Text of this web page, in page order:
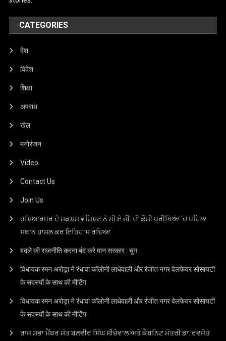
CATEGORIES
देश
विदेश
शिक्षा
अपराध
खेल
मनोरंजन
Video
Contact Us
Join Us
ਹੁਸ਼ਿਆਰਪੁਰ ਦੇ ਸਕਸ਼ਮ ਵਸ਼ਿਸ਼ਟ ਨੇ ਸੀ.ਏ.ਜੀ. ਦੀ ਕੌਮੀ ਪ੍ਰੀਖਿਆ ‘ਚ ਪਹਿਲਾ
ਸਥਾਨ ਹਾਸਲ ਕਰ ਇਤਿਹਾਸ ਰਚਿਆ
बदले की राजनीति करना बंद करे मान सरकार : चुग
विधायक रमन अरोड़ा ने रंधावा कॉलोनी लाधेवाली और रंजीत नगर वेलफेयर सोसायटी
के सदस्यों के साथ की मीटिंग
विधायक रमन अरोड़ा ने रंधावा कॉलोनी लाधेवाली और रंजीत नगर वेलफेयर सोसायटी
के सदस्यों के साथ की मीटिंग
ਰਾਜ ਸਭਾ ਮੈਂਬਰ ਸੰਤ ਬਲਵੀਰ ਸਿੰਘ ਸੀਚੇਵਾਲ ਅਤੇ ਕੈਬਨਿਟ ਮੰਤਰੀ ਡਾ. ਰਵਜੋਤ